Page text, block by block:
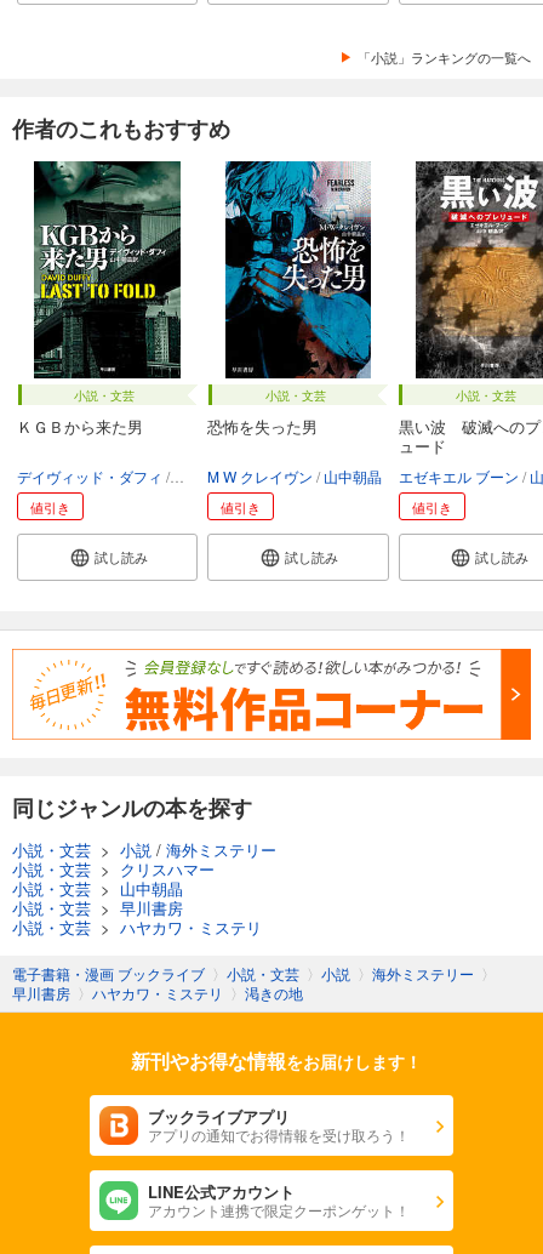
「小説」ランキングの一覧へ
作者のこれもおすすめ
小説・文芸
ＫＧＢから来た男
デイヴィッド・ダフィ 山中朝晶
値引き
試し読み
小説・文芸
恐怖を失った男
M W クレイヴン 山中朝晶
値引き
試し読み
小説・文芸
黒い波 破滅へのプ
ュード
エゼキエル ブーン 山
値引き
試し読み
同じジャンルの本を探す
小説・文芸 > 小説 / 海外ミステリー
小説・文芸 > クリスハマー
小説・文芸 > 山中朝晶
小説・文芸 > 早川書房
小説・文芸 > ハヤカワ・ミステリ
電子書籍・漫画 ブックライブ 〉 小説・文芸 〉 小説 〉 海外ミステリー 〉
早川書房 〉 ハヤカワ・ミステリ 〉 渇きの地
新刊やお得な情報をお届けします！
ブックライブアプリ
アプリの通知でお得情報を受け取ろう！
LINE公式アカウント
アカウント連携で限定クーポンゲット！